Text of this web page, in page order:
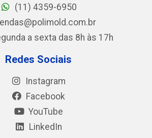
(11) 4359-6950
a sexta das 8h às 17h
Redes Sociais
Instagram
Facebook
YouTube
LinkedIn